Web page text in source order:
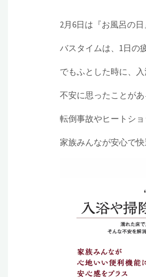
2月6日は『お風呂の日
バスタイムは、1日の
でもふとした時に、
不安に思ったことがあ
転倒事故やヒートシ
家族みんなが安心で